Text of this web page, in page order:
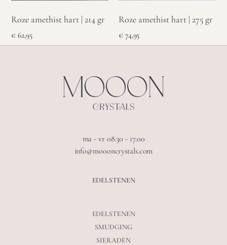
Roze amethist hart | 214 gr
€ 62,95
Roze amethist hart | 275 gr
€74,95
ma - vr 08.30 - 17.00
info@moooncrystals.com
EDELSTENEN
EDELSTENEN
SMUDGING
SIERADEN